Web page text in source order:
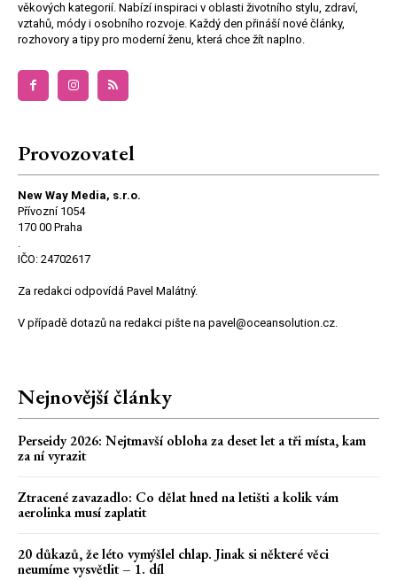
věkových kategorií. Nabízí inspiraci v oblasti životního stylu, zdraví,
vztahů, módy i osobního rozvoje. Každý den přináší nové články,
rozhovory a tipy pro moderní ženu, která chce žít naplno.
Provozovatel
New Way Media, s.r.o.
Přívozní 1054
170 00 Praha
.
IČO: 24702617
Za redakci odpovídá Pavel Malátný.
V případě dotazů na redakci pište na pavel@oceansolution.cz.
Nejnovější články
Perseidy 2026: Nejtmavší obloha za deset let a tři místa, kam
za ní vyrazit
Ztracené zavazadlo: Co dělat hned na letišti a kolik vám
aerolinka musí zaplatit
20 důkazů, že léto vymýšlel chlap. Jinak si některé věci
neumíme vysvětlit – 1. díl